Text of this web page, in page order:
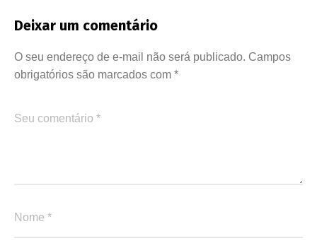
Deixar um comentário
O seu endereço de e-mail não será publicado. Campos
obrigatórios são marcados com *